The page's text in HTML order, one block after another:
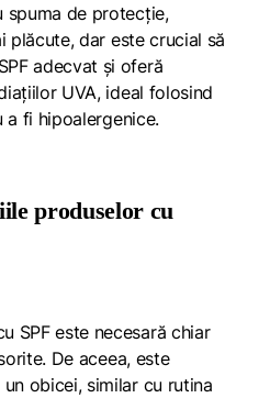
spuma de protecție,
dar este crucial să
adecvat și oferă
UVA, ideal folosind
a fi hipoalergenice.
produselor cu
SPF este necesară chiar
De aceea, este
obicei, similar cu rutina